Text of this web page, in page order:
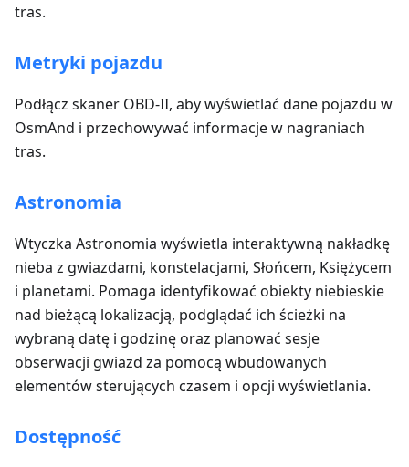
tras.
Metryki pojazdu
Podłącz skaner OBD-II, aby wyświetlać dane pojazdu w
OsmAnd i przechowywać informacje w nagraniach
tras.
Astronomia
Wtyczka Astronomia wyświetla interaktywną nakładkę
nieba z gwiazdami, konstelacjami, Słońcem, Księżycem
i planetami. Pomaga identyfikować obiekty niebieskie
nad bieżącą lokalizacją, podglądać ich ścieżki na
wybraną datę i godzinę oraz planować sesje
obserwacji gwiazd za pomocą wbudowanych
elementów sterujących czasem i opcji wyświetlania.
Dostępność